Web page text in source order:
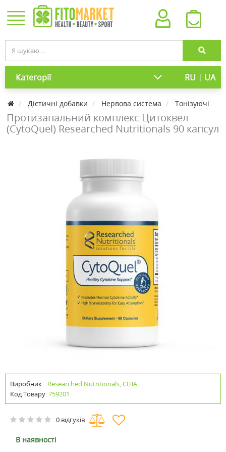
Категорії RU | UA
Дієтичні добавки Нервова система Тонізуючі
Протизапальний комплекс Цитоквел
(CytoQuel) Researched Nutritionals 90 капсул
Виробник: Researched Nutritionals, США
Код Товару:759201
0 відгуків
В наявності